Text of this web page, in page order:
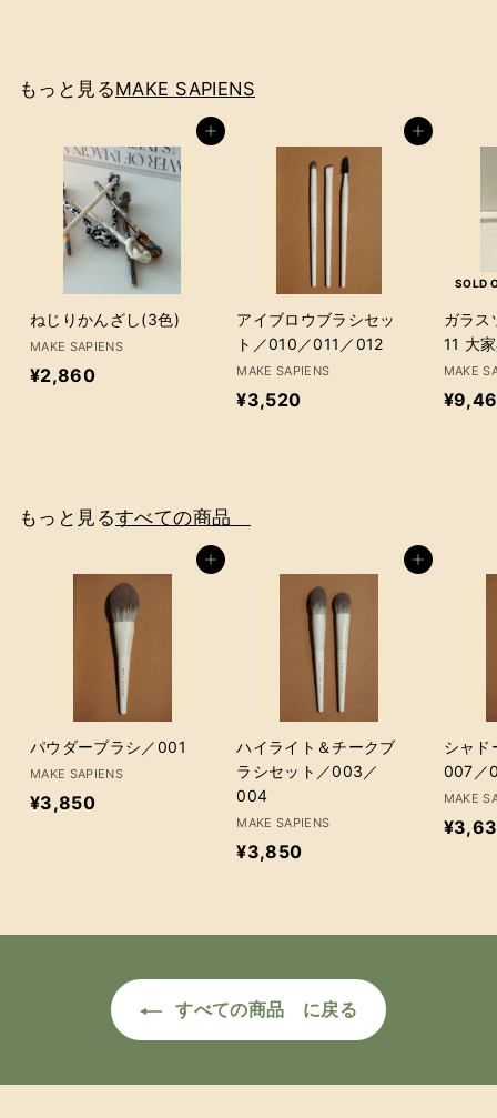
6
もっと見るMAKE SAPIENS
カートに追加
ねじりかんざし(3色)
MAKE SAPIENS
¥2,860¥
0
カートに追加
アイブロウブラシセッ
ト／010／011／012
MAKE SAPIENS
¥3,520¥
SOLD
ガラス
11 大
MAKE
もっと見るすべての商品
カートに追加
パウダーブラシ／001
MAKE SAPIENS
¥3,850¥
0
カートに追加
ハイライト＆チークブ
ラシセット／003／
004
MAKE SAPIENS
¥3,850¥
8
シャド
007／
MAKE
すべての商品 に戻る